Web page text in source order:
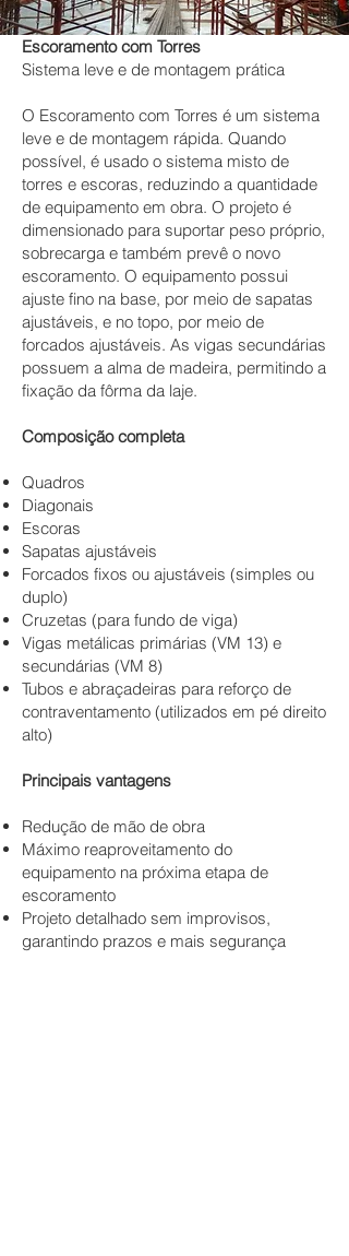
Escoramento com Torres
Sistema leve e de montagem prática
O Escoramento com Torres é um sistema
leve e de montagem rápida. Quando
possível, é usado o sistema misto de
torres e escoras, reduzindo a quantidade
de equipamento em obra. O projeto é
dimensionado para suportar peso próprio,
sobrecarga e também prevê o novo
escoramento. O equipamento possui
ajuste fino na base, por meio de sapatas
ajustáveis, e no topo, por meio de
forcados ajustáveis. As vigas secundárias
possuem a alma de madeira, permitindo a
fixação da fôrma da laje.
Composição completa
Quadros
Diagonais
Escoras
Sapatas ajustáveis
Forcados fixos ou ajustáveis (simples ou
duplo)
Cruzetas (para fundo de viga)
Vigas metálicas primárias (VM 13) e
secundárias (VM 8)
Tubos e abraçadeiras para reforço de
contraventamento (utilizados em pé direito
alto)
Principais vantagens
Redução de mão de obra
Máximo reaproveitamento do
equipamento na próxima etapa de
escoramento
Projeto detalhado sem improvisos,
garantindo prazos e mais segurança